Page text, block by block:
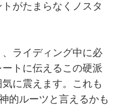
がたまらなくノスタ
ライディング中に必
トに伝えるこの硬派
に震えます。これも
的ルーツと言えるかも